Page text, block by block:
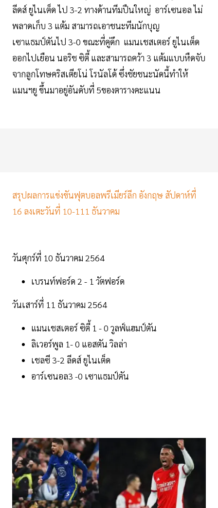
ลีดส์ ยูไนเต็ด ไป 3-2 ทางด้านทีมปืนใหญ่ อาร์เซนอล ไม่
พลาดเก็บ 3 แต้ม สามารถเอาชนะทีมนักบุญ
เซาแธมป์ตันไป 3-0 ขณะที่คู่ดึก แมนเชสเตอร์ ยูไนเต็ด
ออกไปเยือน นอริช ซิตี้ และสามารถคว้า 3 แต้มแบบหืดจับ
จากลูกโทษคริสเตีย​โน่ โรนัลโด้​ ซึ่งชัยชนะนัดนี้ทำให้
แมนฯยู ขึ้นมาอยู่​อันดับที่ 5ของตารางคะแนน​
สรุปผลการแข่งขันฟุตบอลพรีเมียร์ลีก อังกฤษ สัปดาห์ที่
16 ลงเตะวันที่ 10-111 ธันวาคม
วันศุกร์ที่ 10 ธันวาคม 2564
เบรนท์ฟอร์ด 2 - 1 วัตฟอร์ด
วันเสาร์ที่ 11 ธันวาคม 2564
แมนเชสเตอร์ ซิตี้ 1 - 0 วูลฟ์แฮมป์ตัน
ลิเวอร์พูล 1- 0 แอสตัน วิลล่า
เชลซี 3-2 ลีดส์ ยูไนเต็ด
อาร์เซนอล3 -0 เซาแธมป์ตัน